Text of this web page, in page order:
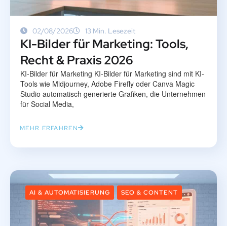
02/08/2026 13 Min. Lesezeit
KI-Bilder für Marketing: Tools,
Recht & Praxis 2026
KI-Bilder für Marketing KI-Bilder für Marketing sind mit KI-
Tools wie Midjourney, Adobe Firefly oder Canva Magic
Studio automatisch generierte Grafiken, die Unternehmen
für Social Media,
MEHR ERFAHREN
AI & AUTOMATISIERUNG SEO & CONTENT